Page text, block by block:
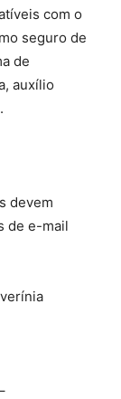
com o
seguro de
de
auxílio
devem
de e-mail